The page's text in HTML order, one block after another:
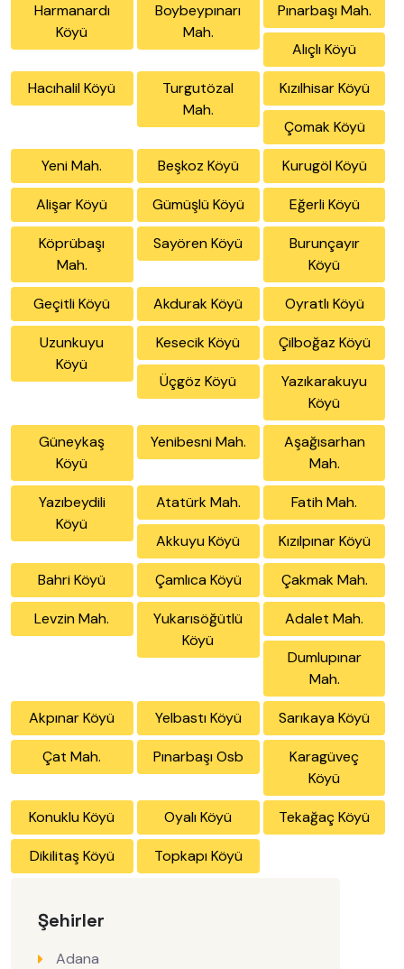
Şehirler
Adana
Harmanardı
Köyü
Boybeypınarı
Mah.
Pınarbaşı Mah.
Alıçlı Köyü
Hacıhalil Köyü
Turgutözal
Mah.
Kızılhisar Köyü
Çomak Köyü
Yeni Mah. Beşkoz Köyü Kurugöl Köyü
Alişar Köyü Gümüşlü Köyü Eğerli Köyü
Köprübaşı
Mah.
Sayören Köyü
Burunçayır
Köyü
Geçitli Köyü Akdurak Köyü Oyratlı Köyü
Uzunkuyu
Köyü
Kesecik Köyü Çilboğaz Köyü
Üçgöz Köyü
Yazıkarakuyu
Köyü
Güneykaş
Köyü
Yenibesni Mah.
Aşağısarhan
Mah.
Yazıbeydili
Köyü
Atatürk Mah. Fatih Mah.
Akkuyu Köyü Kızılpınar Köyü
Bahri Köyü Çamlıca Köyü Çakmak Mah.
Levzin Mah.
Yukarısöğütlü
Köyü
Adalet Mah.
Dumlupınar
Mah.
Akpınar Köyü Yelbastı Köyü Sarıkaya Köyü
Çat Mah. Pınarbaşı Osb
Karagüveç
Köyü
Konuklu Köyü Oyalı Köyü Tekağaç Köyü
Dikilitaş Köyü Topkapı Köyü